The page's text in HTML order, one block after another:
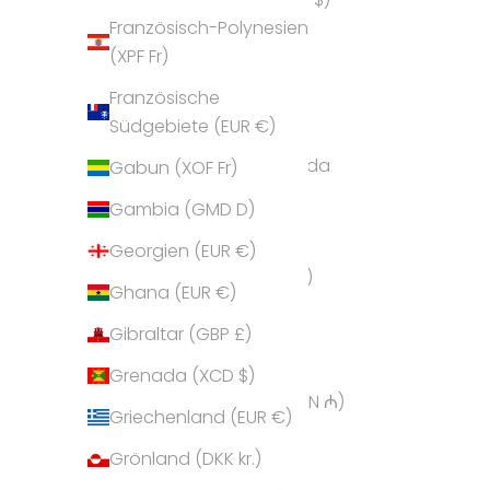
Französisch-Polynesien
(XPF Fr)
Französische
Südgebiete (EUR €)
Gabun (XOF Fr)
Gambia (GMD D)
Georgien (EUR €)
Ghana (EUR €)
Gibraltar (GBP £)
Grenada (XCD $)
Griechenland (EUR €)
Grönland (DKK kr.)
Andorra (EUR €)
Anguilla (XCD $)
Antigua und Barbuda
(XCD $)
Argentinien (EUR €)
Armenien (AMD դր.)
Aruba (AWG ƒ)
Ascension (SHP £)
Aserbaidschan (AZN ₼)
Australien (AUD $)